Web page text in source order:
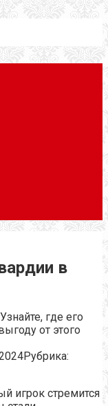
в
где его
от этого
Рубрика:
игрок стремится